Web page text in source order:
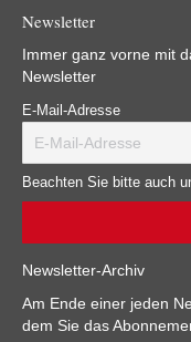
Newsletter
Immer ganz vorne mit
Newsletter
E-Mail-Adresse
Beachten Sie bitte auch
Newsletter-Archiv
Am Ende einer jeden
dem Sie das